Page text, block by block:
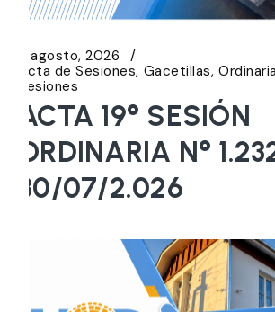
5 agosto, 2026
Acta de Sesiones Gacetillas
Sesiones
ACTA 19° SESIÓN
ORDINARIA N°
30/07/2.026